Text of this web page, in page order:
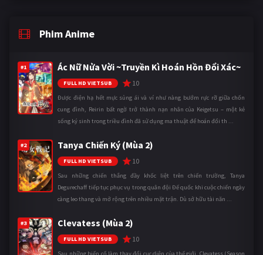
Phim Anime
#1 Ác Nữ Nửa Vời ~Truyền Kì Hoán Hồn Đổi Xác~
FULL HD VIETSUB 10
Được điện hạ hết mực sủng ái và ví như nàng bướm rực rỡ giữa chốn
cung đình, Reirin bất ngờ trở thành nạn nhân của Keigetsu – một kẻ
sống ký sinh trong triều đình đã sử dụng ma thuật để hoán đổi th ...
#2 Tanya Chiến Ký (Mùa 2)
FULL HD VIETSUB 10
Sau những chiến thắng đầy khốc liệt trên chiến trường, Tanya
Degurechaff tiếp tục phục vụ trong quân đội Đế quốc khi cuộc chiến ngày
càng leo thang và mở rộng trên nhiều mặt trận. Dù sở hữu tài năn ...
#3 Clevatess (Mùa 2)
FULL HD VIETSUB 10
Sau những biến cố làm thay đổi cục diện của thế giới, Clevatess (Season